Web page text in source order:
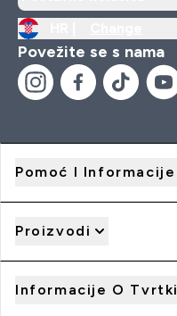
Povežite se s nama
Pomoć I Informacije
Proizvodi
Informacije O Tvrtki